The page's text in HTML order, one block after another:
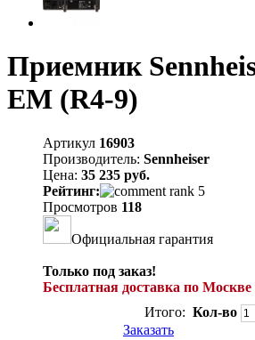
Приемник
EM (R4-9)
Артикул 16903
Производитель: Sennheiser
Цена: 35 235 руб.
Рейтинг:
Просмотров 118
Официальная гарантия
Только под заказ!
Бесплатная доставка по
Итого: Кол-во
Заказать